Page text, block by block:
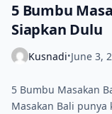
5 Bumbu
Siapkan Dulu
Kusnadi•June 3,
5 Bumbu Masakan
Masakan Bali